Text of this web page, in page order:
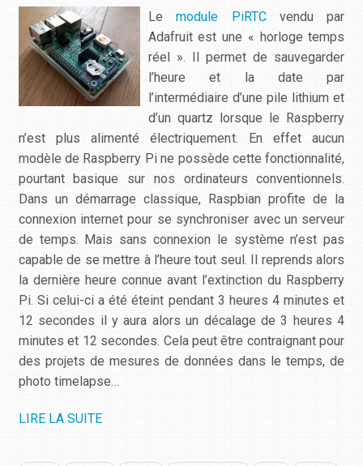
Lemodule PiRTCvendu par
Adafruit est une « horloge temps
réel ». Il permet de sauvegarder
l’heure et la date par
l’intermédiaire d’une pile lithium et
d’un quartz lorsque le Raspberry
n’est plus alimenté électriquement. En effet aucun
modèle de Raspberry Pi ne possède cette fonctionnalité,
pourtant basique sur nos ordinateurs conventionnels.
Dans un démarrage classique, Raspbian profite de la
connexion internet pour se synchroniser avec un serveur
de temps. Mais sans connexion le système n’est pas
capable de se mettre à l’heure tout seul. Il reprends alors
la dernière heure connue avant l’extinction du Raspberry
Pi. Si celui-ci a été éteint pendant 3 heures 4 minutes et
12 secondes il y aura alors un décalage de 3 heures 4
minutes et 12 secondes. Cela peut être contraignant pour
des projets de mesures de données dans le temps, de
photo timelapse…
LIRE LA SUITE